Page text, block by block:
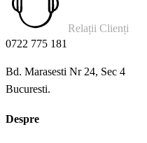
Relații Clienți
0722 775 181
Bd. Marasesti Nr 24, Sec 4
Bucuresti.
Despre